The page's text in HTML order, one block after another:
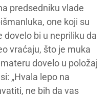
predsedniku vlade
one koji su
dovelo bi u nepriliku da
vraćaju, što je muka
dovelo u položaj
„Hvala lepo na
ne bih da vas